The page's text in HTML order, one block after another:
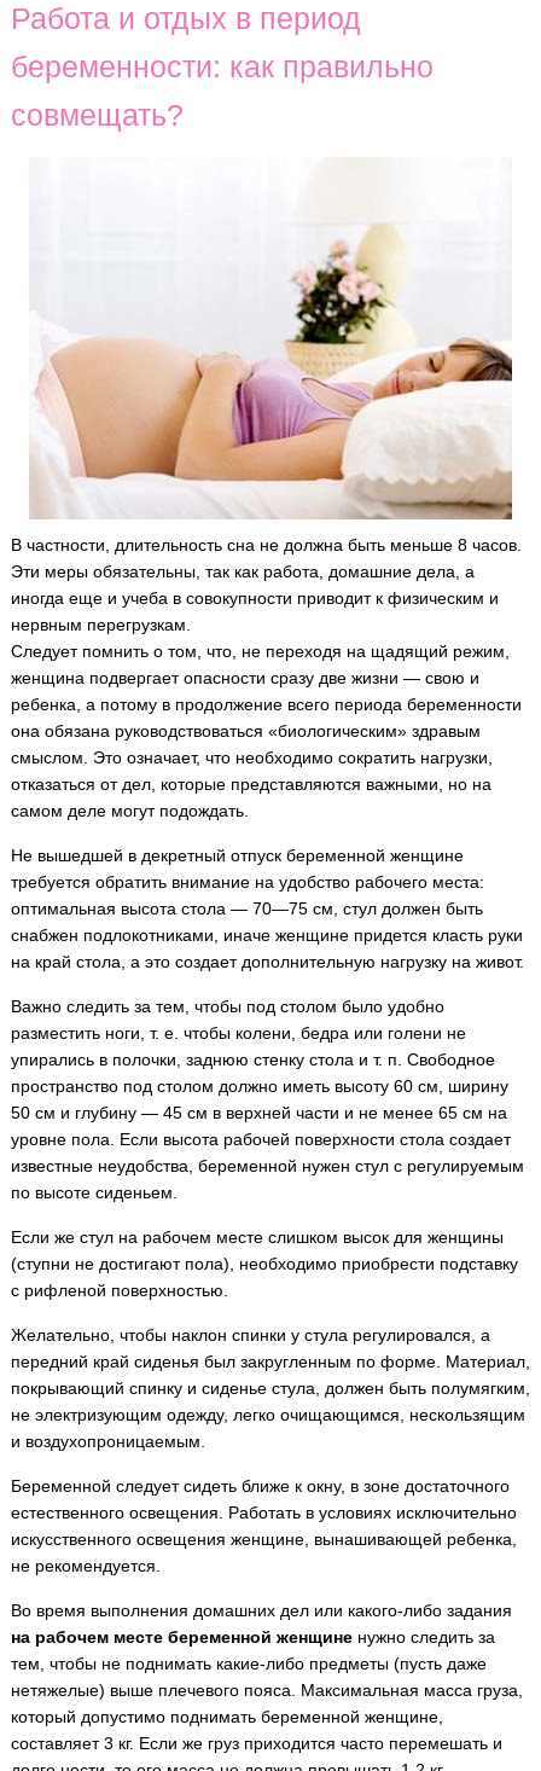
Работа и отдых в период
беременности: как правильно
совмещать?
В частности, длительность сна не должна быть меньше 8 часов.
Эти меры обязательны, так как работа, домашние дела, а
иногда еще и учеба в совокупности приводит к физическим и
нервным перегрузкам.
Следует помнить о том, что, не переходя на щадящий режим,
женщина подвергает опасности сразу две жизни — свою и
ребенка, а потому в продолжение всего периода беременности
она обязана руководствоваться «биологическим» здравым
смыслом. Это означает, что необходимо сократить нагрузки,
отказаться от дел, которые представляются важными, но на
самом деле могут подождать.
Не вышедшей в декретный отпуск беременной женщине
требуется обратить внимание на удобство рабочего места:
оптимальная высота стола — 70—75 см, стул должен быть
снабжен подлокотниками, иначе женщине придется класть руки
на край стола, а это создает дополнительную нагрузку на живот.
Важно следить за тем, чтобы под столом было удобно
разместить ноги, т. е. чтобы колени, бедра или голени не
упирались в полочки, заднюю стенку стола и т. п. Свободное
пространство под столом должно иметь высоту 60 см, ширину
50 см и глубину — 45 см в верхней части и не менее 65 см на
уровне пола. Если высота рабочей поверхности стола создает
известные неудобства, беременной нужен стул с регулируемым
по высоте сиденьем.
Если же стул на рабочем месте слишком высок для женщины
(ступни не достигают пола), необходимо приобрести подставку
с рифленой поверхностью.
Желательно, чтобы наклон спинки у стула регулировался, а
передний край сиденья был закругленным по форме. Материал,
покрывающий спинку и сиденье стула, должен быть полумягким,
не электризующим одежду, легко очищающимся, нескользящим
и воздухопроницаемым.
Беременной следует сидеть ближе к окну, в зоне достаточного
естественного освещения. Работать в условиях исключительно
искусственного освещения женщине, вынашивающей ребенка,
не рекомендуется.
Во время выполнения домашних дел или какого-либо задания
на рабочем месте беременной женщиненужно следить за
тем, чтобы не поднимать какие-либо предметы (пусть даже
нетяжелые) выше плечевого пояса. Максимальная масса груза,
который допустимо поднимать беременной женщине,
составляет 3 кг. Если же груз приходится часто перемешать и